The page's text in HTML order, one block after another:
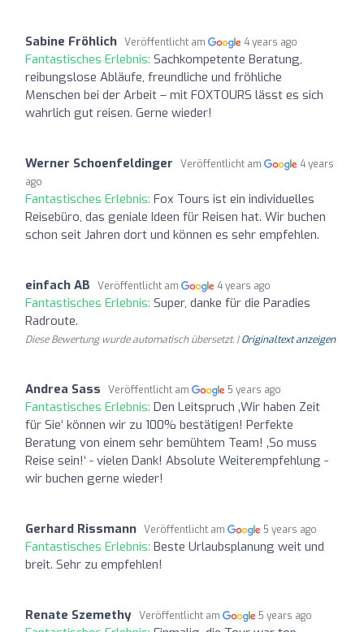
Sabine Fröhlich Veröffentlicht am 4 years ago
Fantastisches Erlebnis: Sachkompetente Beratung,
reibungslose Abläufe, freundliche und fröhliche
Menschen bei der Arbeit – mit FOXTOURS lässt es sich
wahrlich gut reisen. Gerne wieder!
Werner Schoenfeldinger Veröffentlicht am
4 years
ago
Fantastisches Erlebnis: Fox Tours ist ein individuelles
Reisebüro, das geniale Ideen für Reisen hat. Wir buchen
schon seit Jahren dort und können es sehr empfehlen.
einfach AB Veröffentlicht am 4 years ago
Fantastisches Erlebnis: Super, danke für die Paradies
Radroute.
Diese Bewertung wurde automatisch übersetzt. |Originaltext anzeigen
Andrea Sass Veröffentlicht am 5 years ago
Fantastisches Erlebnis: Den Leitspruch ‚Wir haben Zeit
für Sie‘ können wir zu 100% bestätigen! Perfekte
Beratung von einem sehr bemühtem Team! ‚So muss
Reise sein!‘ - vielen Dank! Absolute Weiterempfehlung -
wir buchen gerne wieder!
Gerhard Rissmann Veröffentlicht am 5 years ago
Fantastisches Erlebnis: Beste Urlaubsplanung weit und
breit. Sehr zu empfehlen!
Renate Szemethy Veröffentlicht am 5 years ago